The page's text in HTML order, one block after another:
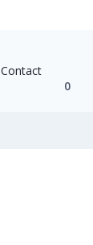
Contact
0